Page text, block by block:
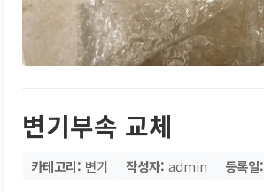
변기부속 교체
카테고리: 변기 작성자: admin 등록일: